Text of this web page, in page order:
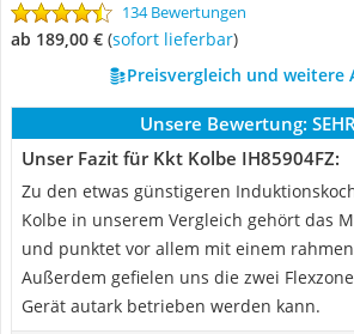
134 Bewertungen
ab 189,00 € ( Sofort lieferbar)
Preisvergleich und weitere
Unsere Bewertung:
Unser Fazit für Kkt Kolbe IH85904FZ:
Zu den etwas günstigeren
Kolbe in unserem Vergleich gehört das
und punktet vor allem mit einem
Außerdem gefielen uns die zwei
Gerät autark betrieben werden kann.